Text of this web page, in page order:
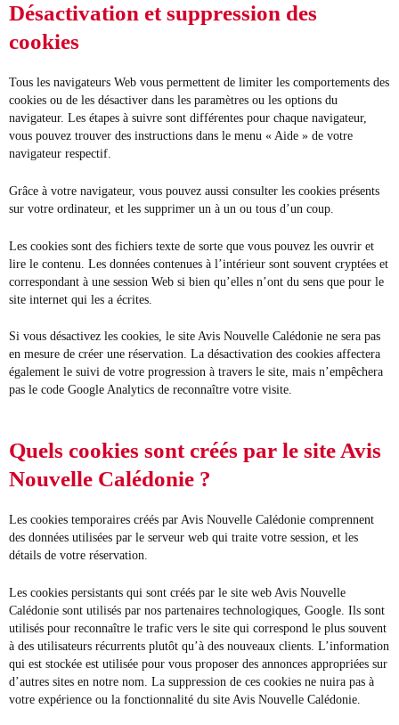
Désactivation et suppression des
cookies
Tous les navigateurs Web vous permettent de limiter les comportements des
cookies ou de les désactiver dans les paramètres ou les options du
navigateur. Les étapes à suivre sont différentes pour chaque navigateur,
vous pouvez trouver des instructions dans le menu « Aide » de votre
navigateur respectif.
Grâce à votre navigateur, vous pouvez aussi consulter les cookies présents
sur votre ordinateur, et les supprimer un à un ou tous d’un coup.
Les cookies sont des fichiers texte de sorte que vous pouvez les ouvrir et
lire le contenu. Les données contenues à l’intérieur sont souvent cryptées et
correspondant à une session Web si bien qu’elles n’ont du sens que pour le
site internet qui les a écrites.
Si vous désactivez les cookies, le site Avis Nouvelle Calédonie ne sera pas
en mesure de créer une réservation. La désactivation des cookies affectera
également le suivi de votre progression à travers le site, mais n’empêchera
pas le code Google Analytics de reconnaître votre visite.
Quels cookies sont créés par le site Avis
Nouvelle Calédonie ?
Les cookies temporaires créés par Avis Nouvelle Calédonie comprennent
des données utilisées par le serveur web qui traite votre session, et les
détails de votre réservation.
Les cookies persistants qui sont créés par le site web Avis Nouvelle
Calédonie sont utilisés par nos partenaires technologiques, Google. Ils sont
utilisés pour reconnaître le trafic vers le site qui correspond le plus souvent
à des utilisateurs récurrents plutôt qu’à des nouveaux clients. L’information
qui est stockée est utilisée pour vous proposer des annonces appropriées sur
d’autres sites en notre nom. La suppression de ces cookies ne nuira pas à
votre expérience ou la fonctionnalité du site Avis Nouvelle Calédonie.